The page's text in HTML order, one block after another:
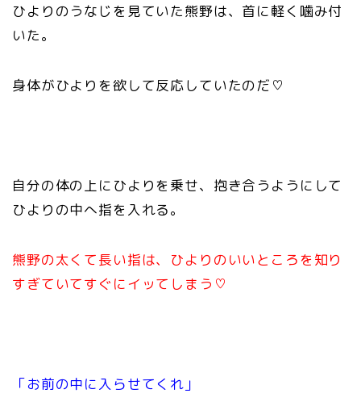
ひよりのうなじを見ていた熊野は、首に軽く噛み付
いた。
身体がひよりを欲して反応していたのだ♡
自分の体の上にひよりを乗せ、抱き合うようにして
ひよりの中へ指を入れる。
熊野の太くて長い指は、ひよりのいいところを知り
すぎていてすぐにイッてしまう♡
「お前の中に入らせてくれ」